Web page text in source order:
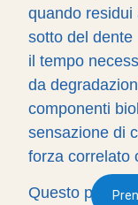
quando residui
sotto del dente
il tempo
da
componenti
sensazione di
forza correlato
Questo può